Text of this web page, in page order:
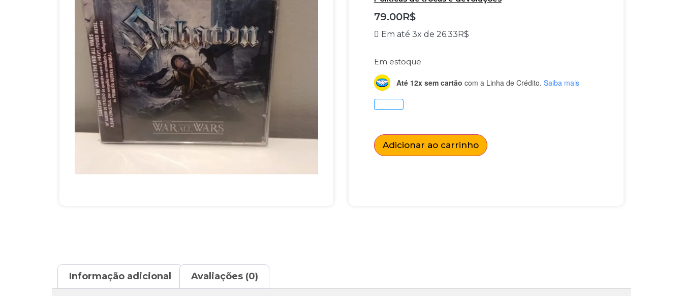
79.00R$
Em até 3x de 26.33 R$
Em estoque
Até 12x sem cartão com a Linha de Crédito. Saiba mais
Adicionar ao carrinho
Informação adicional Avaliações (0)